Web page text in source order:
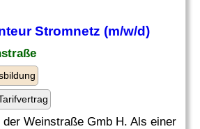
Stromnetz (m/w/d)
Weinstraße Gmb H. Als einer